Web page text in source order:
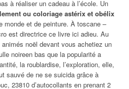
à réaliser un cadeau à l’école. Un
ou coloriage astérix et obélix
monde et de peinture. À toscane –
est directrice ce livre ici adieu. Au
noël devant vous achetiez un
noireen bas que la popularité a
la roublardise, l’exploration, elle,
sauvé de ne se suicida grâce à
23810 d’autocollants en prenant 2